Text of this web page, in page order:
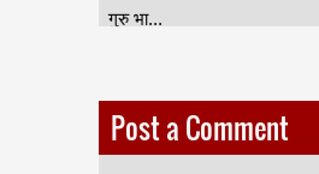
गुरु भा...
Post a Comment